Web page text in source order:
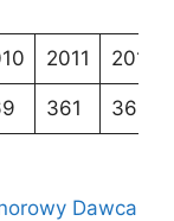
2011 2012
361 362
Dawca